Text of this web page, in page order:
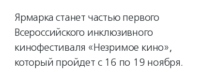
Ярмарка станет частью первого
Всероссийского инклюзивного
кинофестиваля «Незримое кино»,
который пройдет с 16 по 19 ноября.